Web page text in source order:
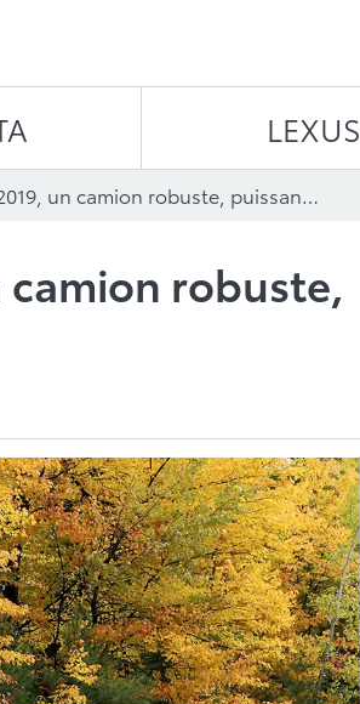
LEXUS
Le Toyota Tundra 2019, un camion robuste, puissant et raffiné
camion robuste,